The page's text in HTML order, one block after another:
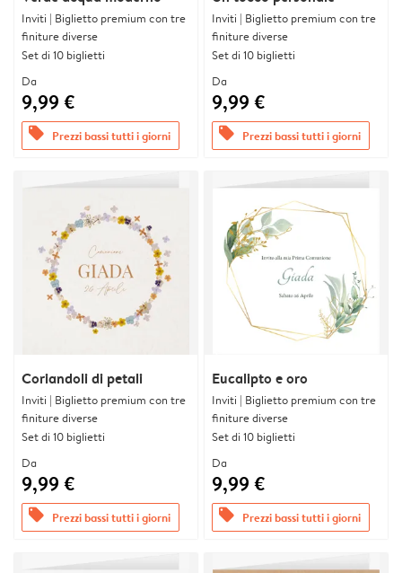
Inviti | Biglietto premium con tre
finiture diverse
Set di 10 biglietti
Da
9,99 €
offers Prezzi bassi tutti i giorni
Inviti | Biglietto premium con tre
finiture diverse
Set di 10 biglietti
Da
9,99 €
offers Prezzi bassi tutti i giorni
Coriandoli di petali
Inviti | Biglietto premium con tre
finiture diverse
Set di 10 biglietti
Da
9,99 €
offers Prezzi bassi tutti i giorni
Eucalipto e oro
Inviti | Biglietto premium con tre
finiture diverse
Set di 10 biglietti
Da
9,99 €
offers Prezzi bassi tutti i giorni